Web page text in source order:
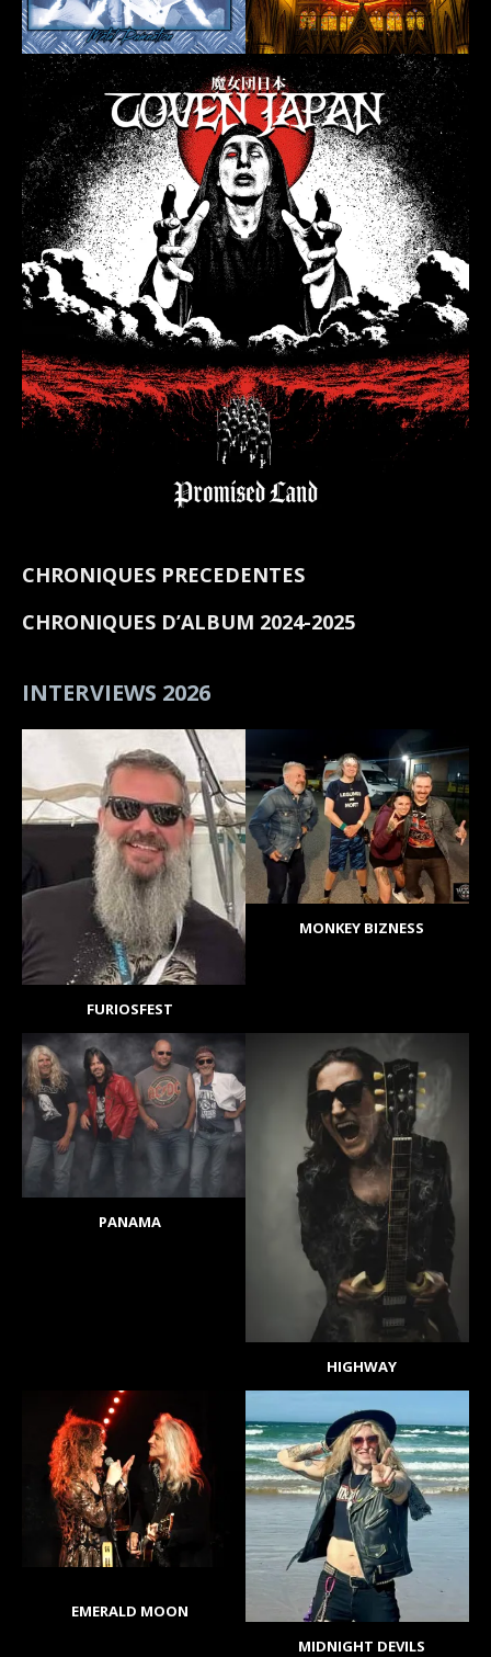
CHRONIQUES PRECEDENTES
CHRONIQUES D’ALBUM 2024-2025
INTERVIEWS 2026
FURIOSFEST
MONKEY BIZNESS
PANAMA
HIGHWAY
EMERALD MOON
MIDNIGHT DEVILS